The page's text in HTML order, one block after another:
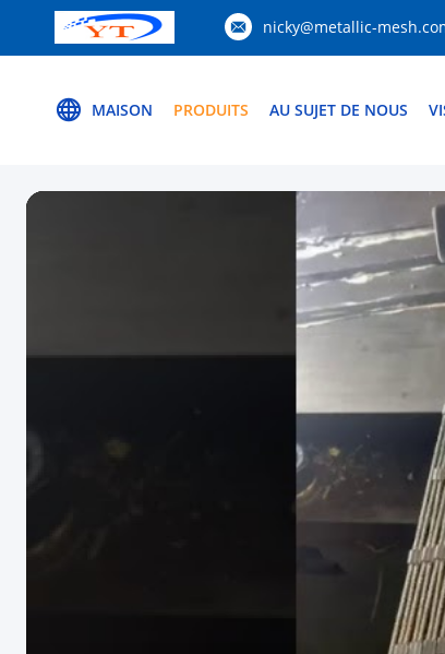
nicky@metallic-
MAISON PRODUITS AU SUJET DE NOUS